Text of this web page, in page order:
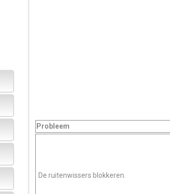
Probleem
De ruitenwissers blokkeren.